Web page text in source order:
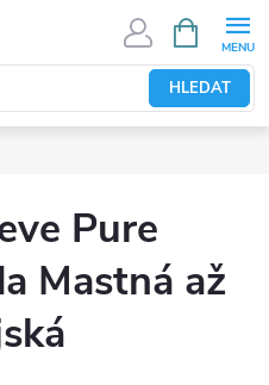
HLEDAT
NÁKUPNÍ
KOŠÍK
Pure
Mastná až